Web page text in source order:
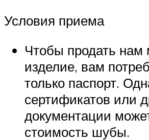
Условия приема
Чтобы продать нам
изделие, вам
только паспорт.
сертификатов или
документации
стоимость шубы.